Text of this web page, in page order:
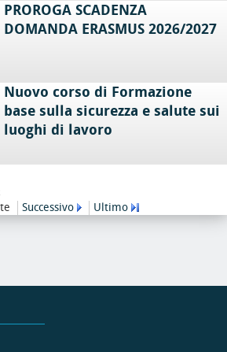
PROROGA SCADENZA
DOMANDA ERASMUS 2026/2027
Nuovo corso di Formazione
base sulla sicurezza e salute sui
luoghi di lavoro
Successivo Ultimo